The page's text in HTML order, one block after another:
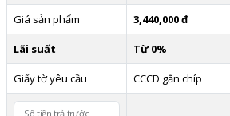
Giá sản phẩm 3,440,000 đ
Lãi suất Từ 0%
Giấy tờ yêu cầu CCCD gắn chíp
Số tiền trả trước